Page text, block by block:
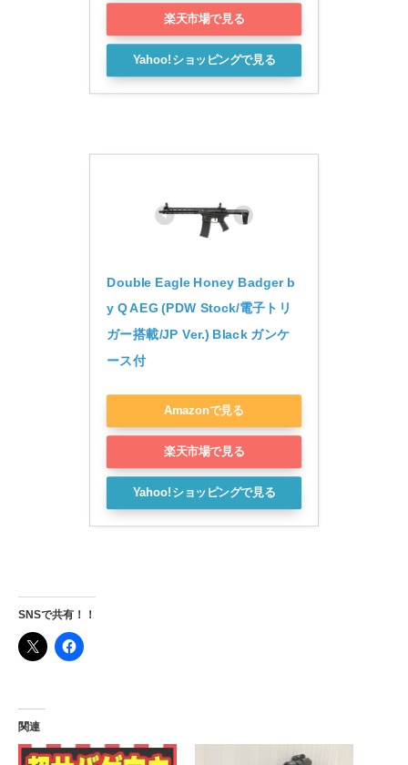
楽天市場で見る
Yahoo!ショッピングで見る
Double Eagle Honey Badger b
y Q AEG (PDW Stock/電子トリ
ガー搭載/JP Ver.) Black ガンケ
ース付
Amazonで見る
楽天市場で見る
Yahoo!ショッピングで見る
SNSで共有！！
関連